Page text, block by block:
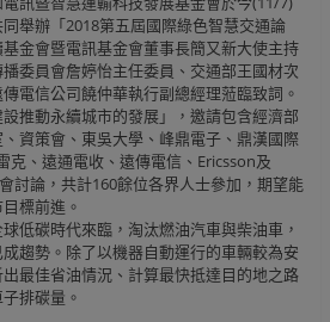
舉辦「2018第五屆國際綠色智慧交通論
金會暨電訊基金會董事長簡又新大使主持
委員會詹婷怡主任委員、交通部王國材次
電信公司饒仲華執行副總經理蒞臨致詞。
推動永續城市的發展」，邀請包含經濟部
資策會、東吳大學、峰鼎電子、鼎漢國際
克、遠通電收、遠傳電信、Ericsson及
討論，共計160餘位各界人士參加，期望能
標前進。
低碳時代來臨，淘汰燃油汽車與柴油車，
趨勢。除了以機器自動運行的車輛較為安
最佳省油情況、計算最快抵達目的地之路
排碳量。